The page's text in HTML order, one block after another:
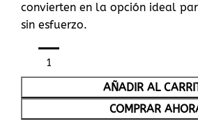
convierten en la opción ideal
sin esfuerzo.
AÑADIR AL
COMPRAR